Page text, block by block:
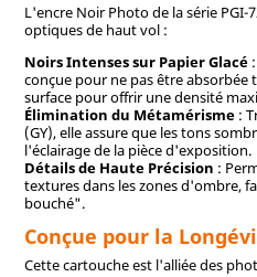
L'encre Noir Photo de la série PGI-
optiques de haut vol :
Noirs Intenses sur Papier Glacé:
conçue pour ne pas être
surface pour offrir une densité
Élimination du Métamérisme:
(GY), elle assure que les tons
l'éclairage de la pièce d'exposition.
Détails de Haute Précision :
textures dans les zones d'ombre,
bouché".
Conçue pour la
Cette cartouche est l'alliée des